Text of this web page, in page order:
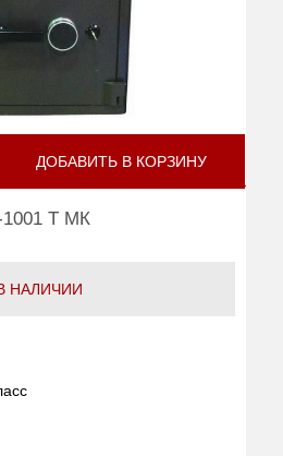
ДОБАВИТЬ В КОРЗИНУ
Т МК
НАЛИЧИИ